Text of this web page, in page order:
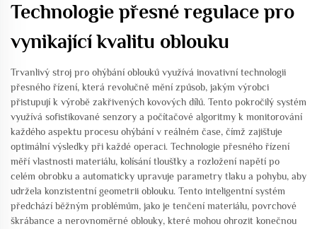
Technologie přesné regulace pro
vynikající kvalitu oblouku
Trvanlivý stroj pro ohýbání oblouků využívá inovativní technologii
přesného řízení, která revolučně mění způsob, jakým výrobci
přistupují k výrobě zakřivených kovových dílů. Tento pokročilý systém
využívá sofistikované senzory a počítačové algoritmy k monitorování
každého aspektu procesu ohýbání v reálném čase, čímž zajišťuje
optimální výsledky při každé operaci. Technologie přesného řízení
měří vlastnosti materiálu, kolísání tloušťky a rozložení napětí po
celém obrobku a automaticky upravuje parametry tlaku a pohybu, aby
udržela konzistentní geometrii oblouku. Tento inteligentní systém
předchází běžným problémům, jako je tenčení materiálu, povrchové
škrábance a nerovnoměrné oblouky, které mohou ohrozit konečnou